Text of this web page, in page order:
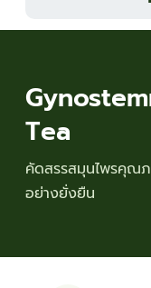
Tea
คัดสรรสมุนไพรคุณ
อย่างยั่งยืน